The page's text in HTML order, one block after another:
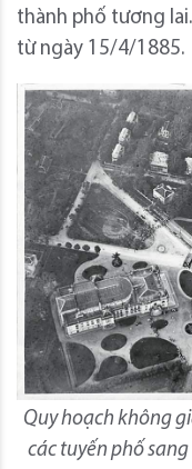
thành phố tương
từ ngày 15/4/1885.
Quy hoạch không
các tuyến phố